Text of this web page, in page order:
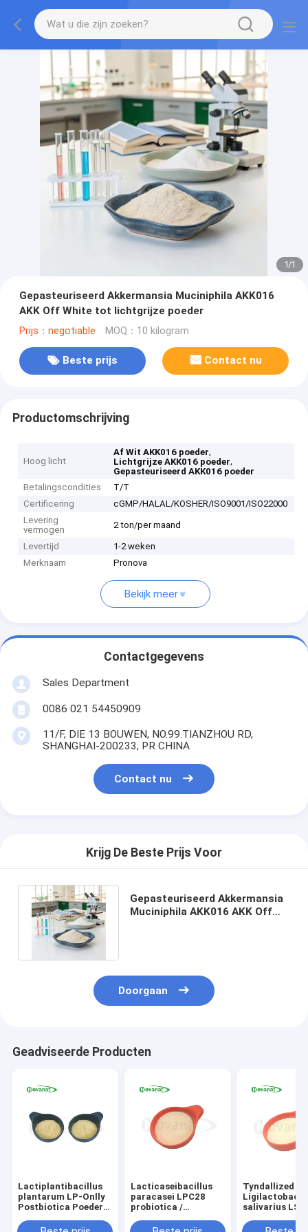
1/1
Gepasteuriseerd Akkermansia Muciniphila AKK016
AKK Off White tot lichtgrijze poeder
Prijs：negotiable MOQ：10 kilogram
Beste prijs Contact nu
Productomschrijving
Hoog licht
Af Wit AKK016 poeder,
Lichtgrijze AKK016 poeder,
Gepasteuriseerd AKK016 poeder
Betalingscondities
T/T
Certificering
cGMP/HALAL/KOSHER/ISO9001/ISO22000
Levering
vermogen
2 ton/per maand
Levertijd
1-2 weken
Merknaam
Pronova
Bekijk meer
Contactgegevens
Sales Department
0086 021 54450909
11/F, DIE 13 BOUWEN, NO.99.TIANZHOU RD,
SHANGHAI-200233, PR CHINA
Contact nu
Krijg De Beste Prijs Voor
Gepasteuriseerd Akkermansia
Muciniphila AKK016 AKK Off
Doorgaan
Geadviseerde Producten
Lactiplantibacillus
plantarum LP-Onlly
Postbiotica Poeder
Allergeenvrij /
Lacticaseibacillus
paracasei LPC28
probiotica /
Veganistisch /
Tyndallized /
salivarius
Glutenvrij /